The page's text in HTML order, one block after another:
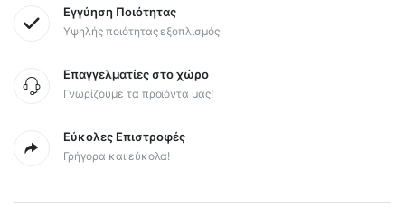
Εγγύηση Ποιότητας
Υψηλής ποιότητας εξοπλισμός
Επαγγελματίες στο χώρο
Γνωρίζουμε τα προϊόντα μας!
Εύκολες Επιστροφές
Γρήγορα και εύκολα!